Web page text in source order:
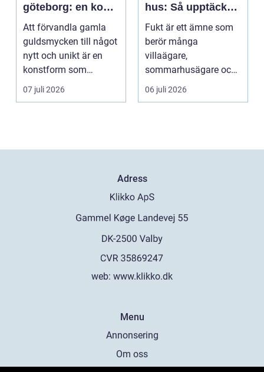
göteborg: en konst
att förnya det
gamla
Att förvandla gamla
guldsmycken till något
nytt och unikt är en
konstform som
kombinerar
traditionel...
07 juli 2026
hus: Så upptäcker
och åtgärdar du
problemet
Fukt är ett ämne som
berör många
villaägare,
sommarhusägare och
bosta...
06 juli 2026
Adress
web: www.klikko.dk
Menu
Annonsering
Om oss